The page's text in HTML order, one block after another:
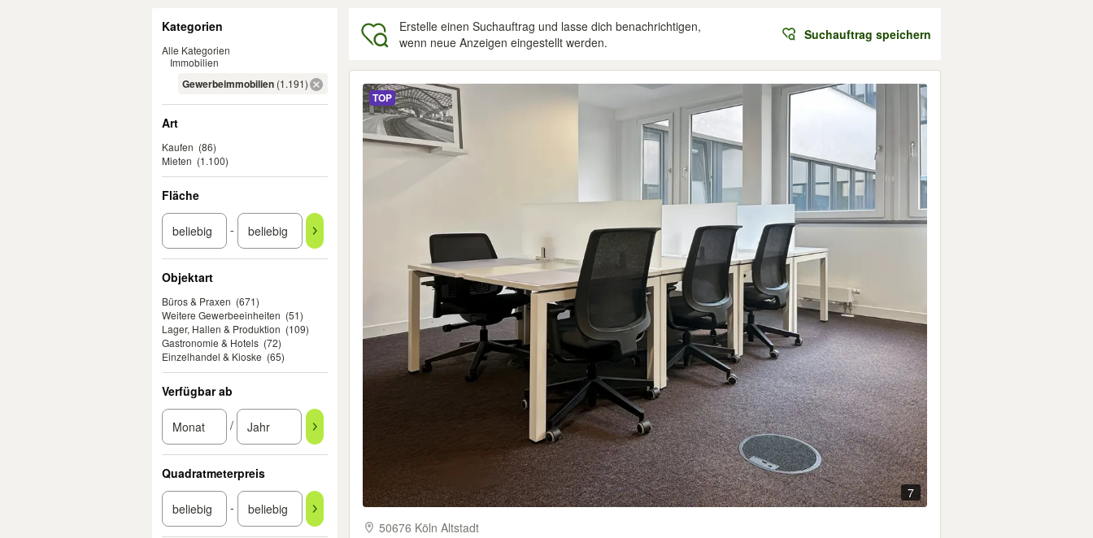
Kategorien
Alle Kategorien
Immobilien
Gewerbeimmobilien (1.191)
Art
Kaufen (86)
Mieten (1.100)
Fläche
-
Objektart
Büros & Praxen (671)
Weitere Gewerbeeinheiten (51)
Lager, Hallen & Produktion (109)
Gastronomie & Hotels (72)
Einzelhandel & Kioske (65)
Verfügbar ab
/
Quadratmeterpreis
-
Erstelle einen Suchauftrag und lasse dich benachrichtigen,
wenn neue Anzeigen eingestellt werden.
Suchauftrag speichern
7
TOP
50676 Köln Altstadt